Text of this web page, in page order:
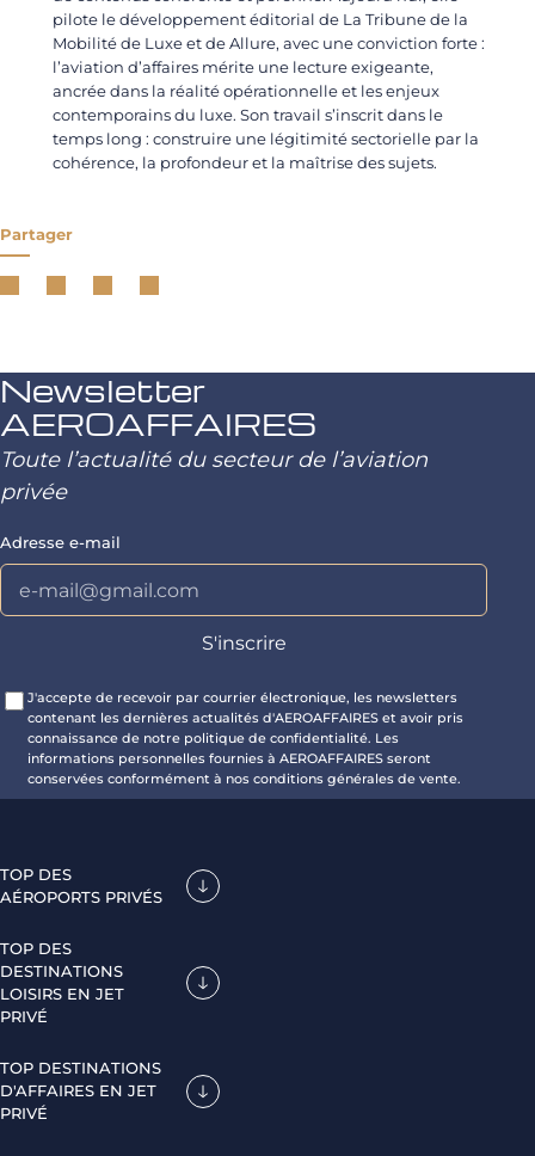
pilote le développement éditorial de La Tribune de la
Mobilité de Luxe et de Allure, avec une conviction forte :
l’aviation d’affaires mérite une lecture exigeante,
ancrée dans la réalité opérationnelle et les enjeux
contemporains du luxe. Son travail s’inscrit dans le
temps long : construire une légitimité sectorielle par la
cohérence, la profondeur et la maîtrise des sujets.
Partager
Newsletter
AEROAFFAIRES
Toute l’actualité du secteur de l’aviation
privée
Adresse e-mail
J'accepte de recevoir par courrier électronique, les newsletters
contenant les dernières actualités d'AEROAFFAIRES et avoir pris
connaissance de notre politique de confidentialité. Les
informations personnelles fournies à AEROAFFAIRES seront
conservées conformément à nos conditions générales de vente.
TOP DES
AÉROPORTS PRIVÉS
TOP DES
DESTINATIONS
LOISIRS EN JET
PRIVÉ
TOP DESTINATIONS
D'AFFAIRES EN JET
PRIVÉ